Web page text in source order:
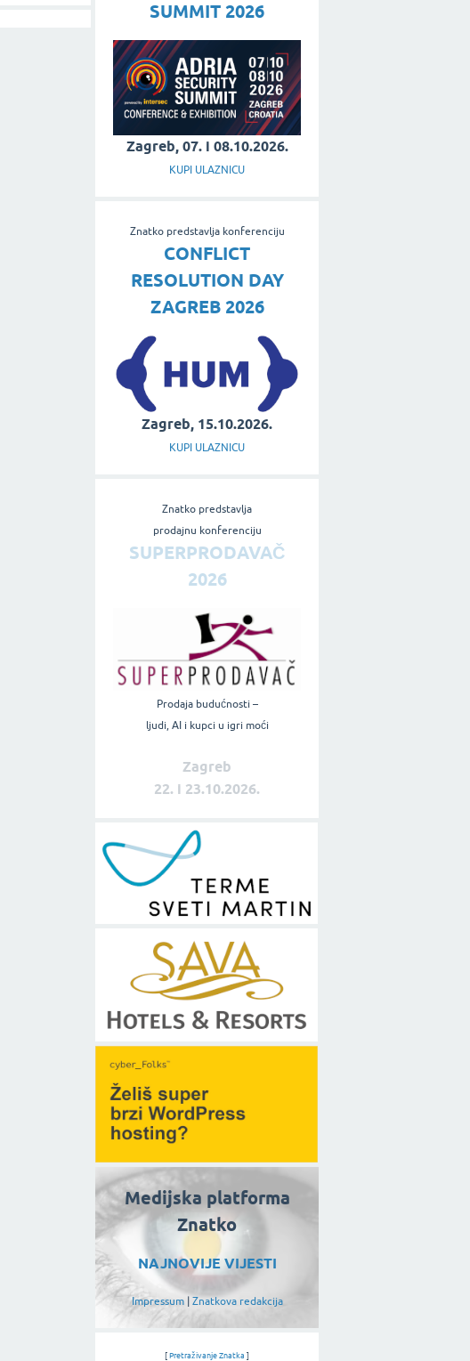
SUMMIT 2026
Zagreb, 07. i 08.10.2026.
KUPI ULAZNICU
Znatko predstavlja konferenciju
CONFLICT
RESOLUTION DAY
ZAGREB 2026
Zagreb, 15.10.2026.
KUPI ULAZNICU
Znatko predstavlja
prodajnu konferenciju
SUPERPRODAVAČ
2026
Prodaja budućnosti –
ljudi, AI i kupci u igri moći
Zagreb
22. i 23.10.2026.
Medijska platforma
Znatko
NAJNOVIJE VIJESTI
Impressum| Znatkova redakcija
[ Pretraživanje Znatka ]